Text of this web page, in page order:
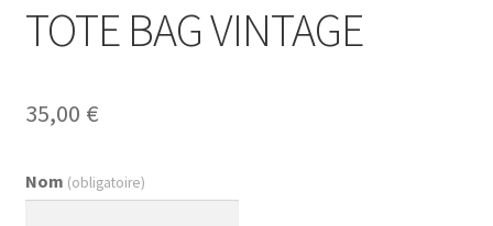
TOTE BAG VINTAGE
35,00 €
Nom (obligatoire)